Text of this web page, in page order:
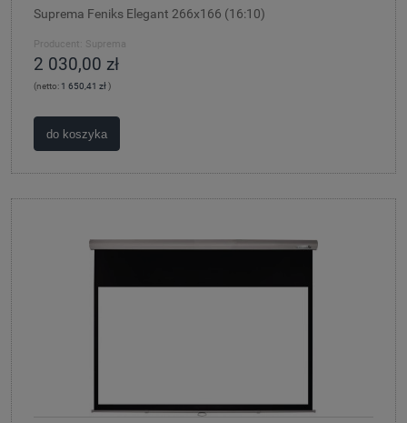
Suprema Feniks Elegant 266x166 (16:10)
Producent: Suprema
2 030,00 zł
(netto: 1 650,41 zł)
do koszyka